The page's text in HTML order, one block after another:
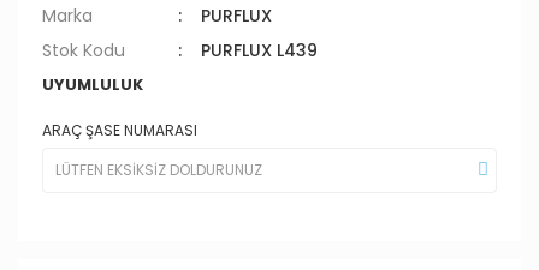
Marka
PURFLUX
Stok Kodu
PURFLUX L439
UYUMLULUK
ARAÇ ŞASE NUMARASI